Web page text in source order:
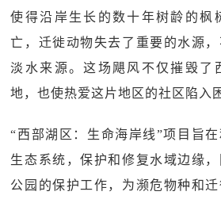
使得沿岸生长的数十年树龄的枫
亡，迁徙动物失去了重要的水源
淡水来源。这场飓风不仅摧毁了
地，也使热爱这片地区的社区陷入
“西部湖区：生命海岸线”项目旨
生态系统，保护和修复水域边缘
公园的保护工作，为濒危物种和